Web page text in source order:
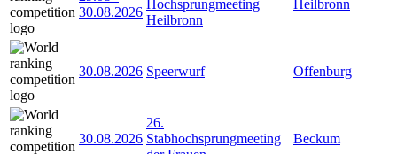
30.08.2026
Hochsprungmeeting
Heilbronn
Heilbronn
30.08.2026 Speerwurf Offenburg
30.08.2026
26.
Stabhochsprungmeeting
Beckum